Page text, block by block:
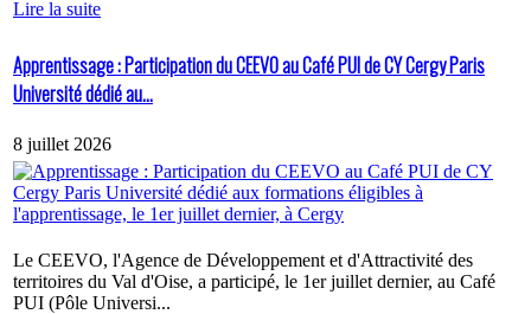
Lire la suite
Apprentissage : Participation du CEEVO au Café PUI de CY Cergy Paris
Université dédié au...
8 juillet 2026
Le CEEVO, l'Agence de Développement et d'Attractivité des
territoires du Val d'Oise, a participé, le 1er juillet dernier, au Café
PUI (Pôle Universi...